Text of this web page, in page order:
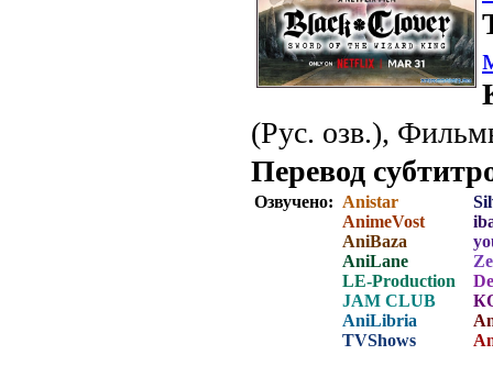
(Рус. озв.),
Перевод
Озвучено: Anistar
AnimeVost
AniBaza
AniLane
LE-Production
JAM CLUB
AniLibria
TVShows